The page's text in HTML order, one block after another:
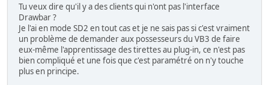
Tu veux dire qu'il y a des clients qui n'ont pas l'interface
Drawbar ?
Je l'ai en mode SD2 en tout cas et je ne sais pas si c'est vraiment
un problème de demander aux possesseurs du VB3 de faire
eux-même l'apprentissage des tirettes au plug-in, ce n'est pas
bien compliqué et une fois que c'est paramétré on n'y touche
plus en principe.